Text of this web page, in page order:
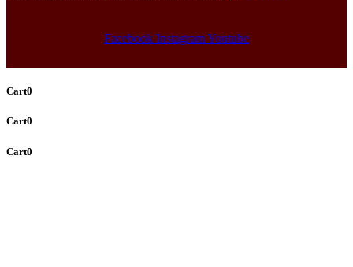
Facebook InstagramYoutube
Cart0
Cart0
Cart0